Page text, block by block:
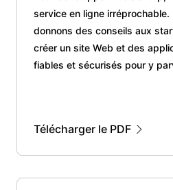
service en ligne
donnons des conseils aux
créer un site Web et des
fiables et sécurisés pour y
Télécharger le PDF